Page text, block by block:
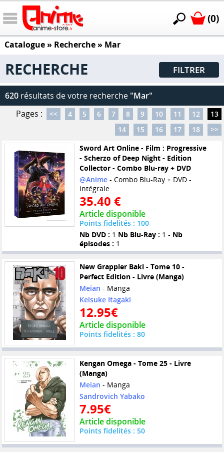
(0)
Catalogue» Recherche » Mar
RECHERCHE FILTRER
620 résultats de votre recherche "Mar"
Pages :
<< 4 5 6 7 8 9 10 11 12
13
14
15 16 17 18
>>
Sword Art Online - Film : Progressive
- Scherzo of Deep Night - Edition
Collector - Combo Blu-ray + DVD
@Anime- Combo Blu-Ray + DVD -
intégrale
35.40 €
Article disponible
Points fidelités : 100
Nb DVD : 1 Nb Blu-Ray : 1 - Nb
épisodes : 1
New Grappler Baki - Tome 10 -
Perfect Edition - Livre (Manga)
Meian - Manga
Keisuke Itagaki
12.95€
Article disponible
Points fidelités : 80
Kengan Omega - Tome 25 - Livre
(Manga)
Meian - Manga
Sandrovich Yabako
7.95€
Article disponible
Points fidelités : 50